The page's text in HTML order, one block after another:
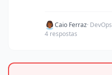
Caio Ferraz· DevOps
4 respostas